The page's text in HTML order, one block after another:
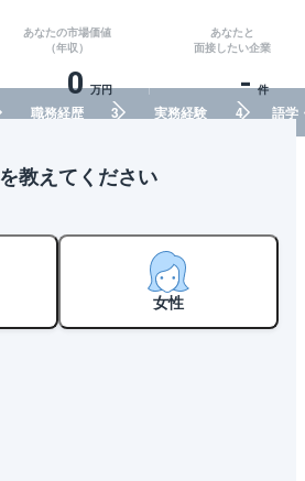
あなたの市場価値
（年収）
0 万円
あなたと
面接したい企業
- 件
職務経歴 実務経験 語学
を教えてください
女性